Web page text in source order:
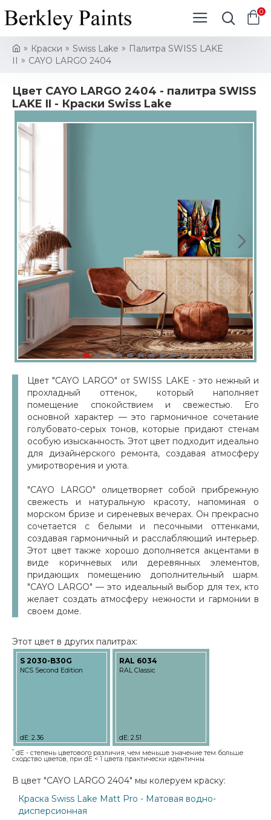
0
Краски Swiss Lake
Палитра SWISS LAKE
II
CAYO LARGO 2404
Цвет CAYO LARGO 2404 - палитра SWISS
LAKE II - Краски Swiss Lake
Цвет "CAYO LARGO" от SWISS LAKE - это нежный и
прохладный оттенок, который наполняет
помещение спокойствием и свежестью. Его
основной характер — это гармоничное сочетание
голубовато-серых тонов, которые придают стенам
особую изысканность. Этот цвет подходит идеально
для дизайнерского ремонта, создавая атмосферу
умиротворения и уюта.
"CAYO LARGO" олицетворяет собой прибрежную
свежесть и натуральную красоту, напоминая о
морском бризе и сиреневых вечерах. Он прекрасно
сочетается с белыми и песочными оттенками,
создавая гармоничный и расслабляющий интерьер.
Этот цвет также хорошо дополняется акцентами в
виде коричневых или деревянных элементов,
придающих помещению дополнительный шарм.
"CAYO LARGO" — это идеальный выбор для тех, кто
желает создать атмосферу нежности и гармонии в
своем доме.
Этот цвет в других палитрах:
S 2030-B30G
NCS Second Edition
dE: 2.36
RAL 6034
RAL Classic
dE: 2.51
* dE - степень цветового различия, чем меньше значение тем больше
сходство цветов, при dE < 1 цвета практически идентичны.
В цвет "CAYO LARGO 2404" мы колеруем краску:
Краска Swiss Lake Matt Pro - Матовая водно-
дисперсионная